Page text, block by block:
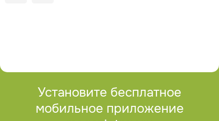
Установите бесплатное
мобильное приложение